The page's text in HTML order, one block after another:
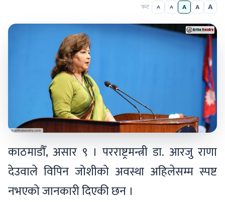
फन्ट A A A A A
काठमाडौँ, असार ९ । परराष्ट्रमन्त्री डा. आरजु राणा
देउवाले विपिन जोशीको अवस्था अहिलेसम्म स्पष्ट
नभएको जानकारी दिएकी छन ।